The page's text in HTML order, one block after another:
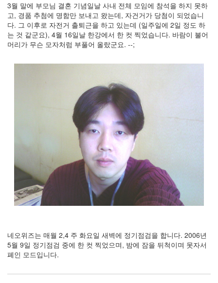
3월 말에 부모님 결혼 기념일날 사내 전체 모임에 참석을 하지 못하
고, 경품 추첨에 명함만 보내고 왔는데, 자건거가 당첨이 되었습니
다. 그 이후로 자전거 출퇴근을 하고 있는데 (일주일에 2일 정도 하
는 것 같군요), 4월 16일날 한강에서 한 컷 찍었습니다. 바람이 불어
머리가 무슨 모자처럼 부풀어 올랐군요. --;
네오위즈는 매월 2,4 주 화요일 새벽에 정기점검을 합니다. 2006년
5월 9일 정기점검 중에 한 컷 찍었으며, 밤에 잠을 뒤척이며 못자서
폐인 모드입니다.
Liitokala
9V
6F22
충
지
이
스
빔
by
김
정